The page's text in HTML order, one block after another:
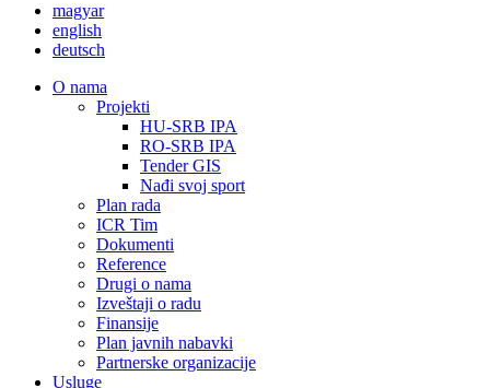
magyar
english
deutsch
О nama
Projekti
HU-SRB IPA
RO-SRB IPA
Tender GIS
Nađi svoj sport
Plan rada
ICR Tim
Dokumenti
Reference
Drugi o nama
Izveštaji o radu
Finansije
Plan javnih nabavki
Partnerske organizacije
Usluge